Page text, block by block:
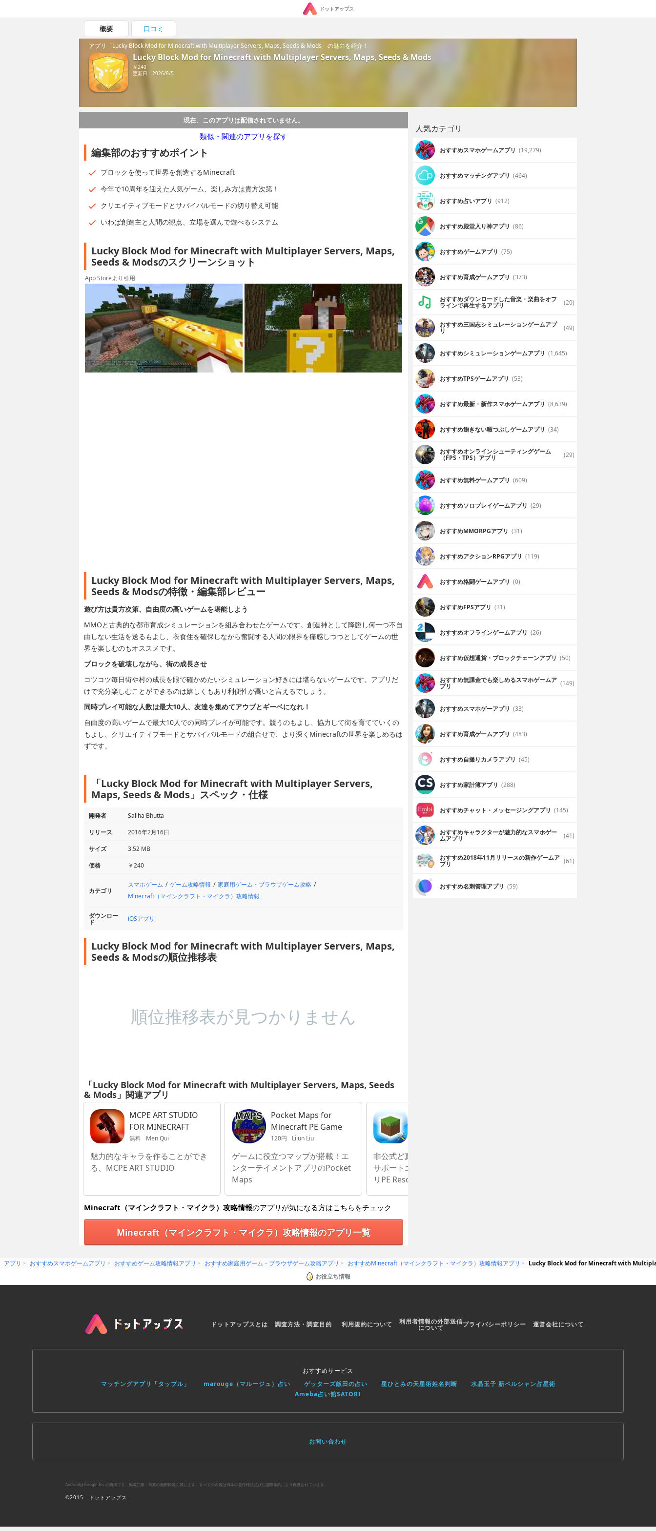
ドットアップス
概要 口コミ
アプリ「Lucky Block Mod for Minecraft with Multiplayer Servers, Maps, Seeds & Mods」の魅力を紹介！
Lucky Block Mod for Minecraft with Multiplayer Servers, Maps, Seeds & Mods
￥240
更新日：2026/8/5
現在、このアプリは配信されていません。
類似・関連のアプリを探す
編集部のおすすめポイント
ブロックを使って世界を創造するMinecraft
今年で10周年を迎えた人気ゲーム、楽しみ方は貴方次第！
クリエイティブモードとサバイバルモードの切り替え可能
いわば創造主と人間の観点、立場を選んで遊べるシステム
Lucky Block Mod for Minecraft with Multiplayer Servers, Maps,
Seeds & Modsのスクリーンショット
App Storeより引用
Lucky Block Mod for Minecraft with Multiplayer Servers, Maps,
Seeds & Modsの特徴・編集部レビュー
遊び方は貴方次第、自由度の高いゲームを堪能しよう
MMOと古典的な都市育成シミュレーションを組み合わせたゲームです。創造神として降臨し何一つ不自
由しない生活を送るもよし、衣食住を確保しながら奮闘する人間の限界を痛感しつつとしてゲームの世
界を楽しむのもオススメです。
ブロックを破壊しながら、街の成長させ
コツコツ毎日街や村の成長を眼で確かめたいシミュレーション好きには堪らないゲームです。アプリだ
けで充分楽しむことができるのは嬉しくもあり利便性が高いと言えるでしょう。
同時プレイ可能な人数は最大10人、友達を集めてアウブとギーベになれ！
自由度の高いゲームで最大10人での同時プレイが可能です。競うのもよし、協力して街を育てていくの
もよし、クリエイティブモードとサバイバルモードの組合せで、より深くMinecraftの世界を楽しめるは
ずです。
「Lucky Block Mod for Minecraft with Multiplayer Servers,
Maps, Seeds & Mods」スペック・仕様
開発者
Saliha Bhutta
リリース
2016年2月16日
サイズ
3.52 MB
価格
￥240
カテゴリ
スマホゲーム ゲーム攻略情報
家庭用ゲーム・ブラウザゲーム攻略
Minecraft（マインクラフト・マイクラ）攻略情報
ダウンロー
ド iOSアプリ
Lucky Block Mod for Minecraft with Multiplayer Servers, Maps,
Seeds & Modsの順位推移表
順位推移表が見つかりません
「Lucky Block Mod for Minecraft with Multiplayer Servers, Maps, Seeds
& Mods」関連アプリ
MCPE ART STUDIO
FOR MINECRAFT
無料 Men Qui
魅力的なキャラを作ることができ
る、MCPE ART STUDIO
Pocket Maps for
Minecraft PE Game
120円 Lijun Liu
ゲームに役立つマップが搭載！エ
ンターテイメントアプリのPocket
Maps
非公式ど真ん中のマインクラフト
サポートエンターテイメントアプ
リPE Resource Texture
Minecraft（マインクラフト・マイクラ）攻略情報のアプリが気になる方はこちらをチェック
Minecraft（マインクラフト・マイクラ）攻略情報のアプリ一覧
人気カテゴリ
おすすめスマホゲームアプリ (19,279)
おすすめマッチングアプリ (464)
おすすめ占いアプリ (912)
おすすめ殿堂入り神アプリ (86)
おすすめゲームアプリ (75)
おすすめ育成ゲームアプリ (373)
おすすめダウンロードした音楽・楽曲をオフ
ラインで再生するアプリ (20)
おすすめ三国志シミュレーションゲームアプ
リ (49)
おすすめシミュレーションゲームアプリ (1,645)
おすすめTPSゲームアプリ (53)
おすすめ最新・新作スマホゲームアプリ (8,639)
おすすめ飽きない暇つぶしゲームアプリ (34)
おすすめオンラインシューティングゲーム
（FPS・TPS）アプリ (29)
おすすめ無料ゲームアプリ (609)
おすすめソロプレイゲームアプリ (29)
おすすめ MMORPGアプリ (31)
おすすめアクションRPGアプリ (119)
おすすめ格闘ゲームアプリ (0)
おすすめFPSアプリ (31)
おすすめオフラインゲームアプリ (26)
おすすめ仮想通貨・ブロックチェーンアプリ (50)
おすすめ無課金でも楽しめるスマホゲームア
プリ (149)
おすすめスマホゲーアプリ (33)
おすすめ育成ゲームアプリ (483)
おすすめ自撮りカメラアプリ (45)
おすすめ家計簿アプリ (288)
おすすめチャット・メッセージングアプリ (145)
おすすめキャラクターが魅力的なスマホゲー
ムアプリ (41)
おすすめ2018年11月リリースの新作ゲームア
プリ (61)
おすすめ名刺管理アプリ (59)
アプリ おすすめスマホゲームアプリ おすすめゲーム攻略情報アプリ おすすめ家庭用ゲーム・ブラウザゲーム攻略アプリ おすすめMinecraft（マインクラフト・マイクラ）攻略情報アプリ
Lucky Block Mod for Minecraft with
お役立ち情報
ドットアップスとは 調査方法・調査目的 利用規約について 利用者情報の外部送信
について プライバシーポリシー 運営会社について
おすすめサービス
マッチングアプリ「タップル」
marouge（マルージュ）占い ゲッターズ飯田の占い 星ひとみの天星術姓名判断
水晶玉子 新ペルシャン占星術
Ameba占い館SATORI
お問い合わせ
AndroidはGoogle Inc.の商標です。掲載記事・写真の無断転載を禁じます。すべての内容は日本の著作権法並びに国際条約により保護されています。
©2015 - ドットアップス